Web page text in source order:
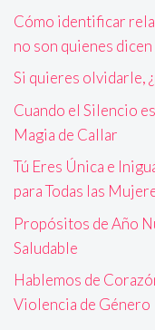
Cómo identificar
no son quienes
Si quieres olvidarle,
Cuando el Silencio
Magia de Callar
Tú Eres Única e
para Todas las
Propósitos de Año
Saludable
Hablemos de
Violencia de Género